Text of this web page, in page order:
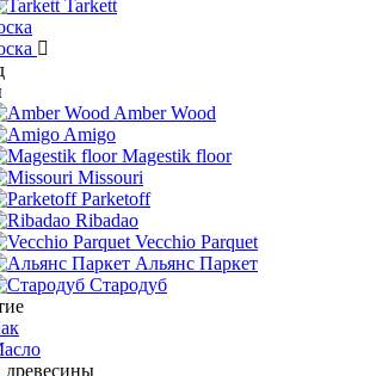
Tarkett
Amber Wood
Amigo
Magestik floor
Missouri
Parketoff
Ribadao
Vecchio Parquet
Альянс Паркет
Стародуб
древесины